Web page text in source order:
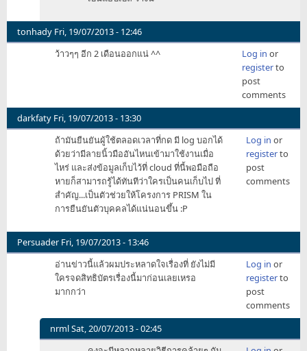
ใคร
เคย
คิด
tonhady Fri, 19/07/2013 - 12:46
ว้าวๆๆ อีก 2 เดือนออกแน่ ^^
Log in or
registerto
post
comments
darkfaty Fri, 19/07/2013 - 13:30
ถ้ามันยืนยันผู้ใช้ตลอดเวลาที่กด มี log บอกได้
ด้วยว่ามีลายนิ้วมืออันไหนเข้ามาใช้งานเมื่อ
ไหร่ และส่งข้อมูลเก็บไว้ที่ cloud ที่นี้พอมือถือ
หายก็สามารถรู้ได้ทันทีว่าใครเป็นคนเก็บไป ที่
สำคัญ...เป็นตัวช่วยให้โครงการ PRISM ใน
การยืนยันตัวบุคคลได้แน่นอนขึ้น :P
Log in or
registerto
post
comments
Persuader Fri, 19/07/2013 - 13:46
อ่านข่าวนี้แล้วผมประหลาดใจเรื่องที่ ยังไม่มี
ใครจดสิทธิบัตรเรื่องนี้มาก่อนเลยเหรอ
มากกว่า
Log in or
registerto
post
comments
nrmlSat, 20/07/2013 - 02:45
In